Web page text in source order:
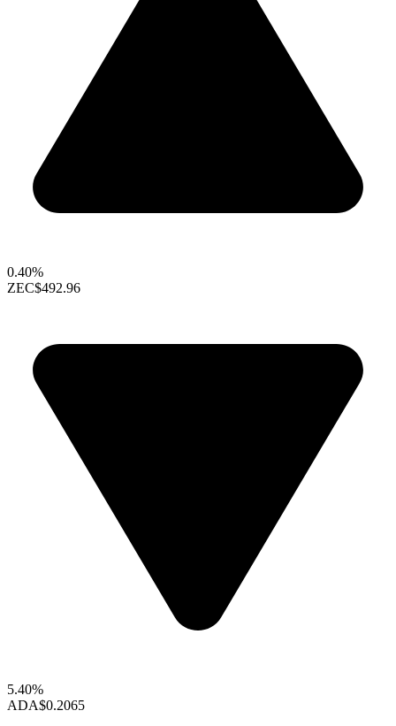
0.40%
ZEC$492.96
5.40%
ADA$0.2065